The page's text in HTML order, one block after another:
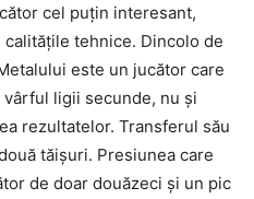
cel puțin interesant,
tehnice. Dincolo de
este un jucător care
ligii secunde, nu și
rezultatelor. Transferul său
tăișuri. Presiunea care
de doar douăzeci și un pic